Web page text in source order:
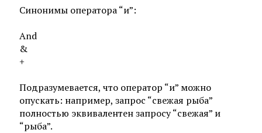
Синонимы оператора “и”:
And
&
+
Подразумевается, что оператор “и” можно
опускать: например, запрос “свежая рыба”
полностью эквивалентен запросу “свежая” и
“рыба”.